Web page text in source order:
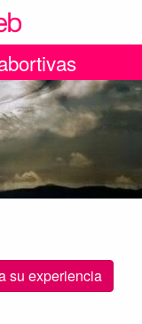
su experiencia